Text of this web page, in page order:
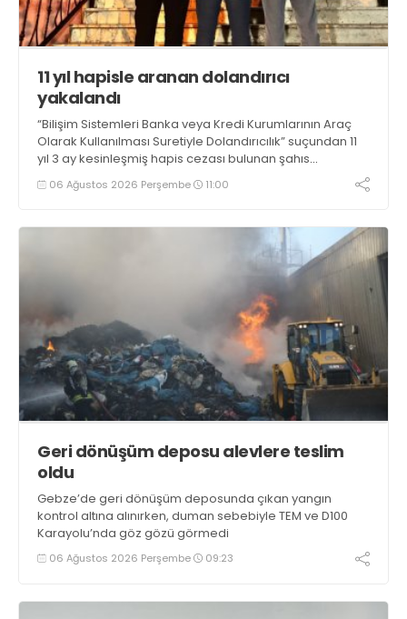
11 yıl hapisle aranan dolandırıcı
yakalandı
“Bilişim Sistemleri Banka veya Kredi Kurumlarının Araç
Olarak Kullanılması Suretiyle Dolandırıcılık” suçundan 11
yıl 3 ay kesinleşmiş hapis cezası bulunan şahıs
yakalandı
06 Ağustos 2026 Perşembe 11:00
Geri dönüşüm deposu alevlere teslim
oldu
Gebze’de geri dönüşüm deposunda çıkan yangın
kontrol altına alınırken, duman sebebiyle TEM ve D100
Karayolu’nda göz gözü görmedi
06 Ağustos 2026 Perşembe 09:23